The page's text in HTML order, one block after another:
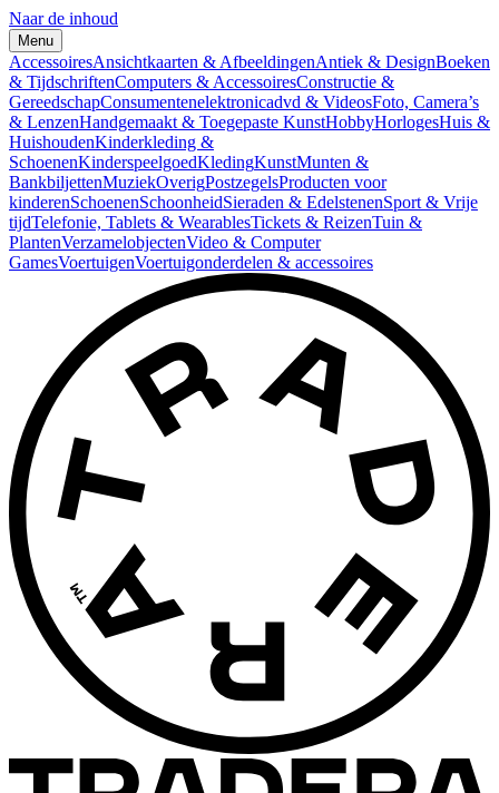
Naar de inhoud
Menu
AccessoiresAnsichtkaarten & AfbeeldingenAntiek & DesignBoeken
& TijdschriftenComputers & AccessoiresConstructie &
GereedschapConsumentenelektronicadvd & VideosFoto, Camera’s
& LenzenHandgemaakt & Toegepaste KunstHobbyHorlogesHuis &
HuishoudenKinderkleding &
SchoenenKinderspeelgoedKledingKunstMunten &
BankbiljettenMuziekOverigPostzegelsProducten voor
kinderenSchoenenSchoonheidSieraden & EdelstenenSport & Vrije
tijdTelefonie, Tablets & WearablesTickets & ReizenTuin &
PlantenVerzamelobjectenVideo & Computer
GamesVoertuigenVoertuigonderdelen & accessoires